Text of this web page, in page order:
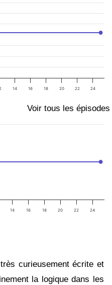
14 16 18 20 22 24
Voir tous les épisodes
14 16 18 20 22 24
curieusement écrite et
la logique dans les